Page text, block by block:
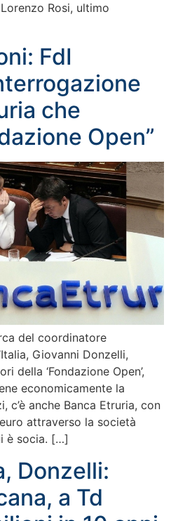
Rosi, ultimo
FdI
che
Open”
del coordinatore
Giovanni Donzelli,
della ‘Fondazione Open’,
economicamente la
c’è anche Banca Etruria, con
attraverso la società
è socia. […]
Donzelli:
a Td